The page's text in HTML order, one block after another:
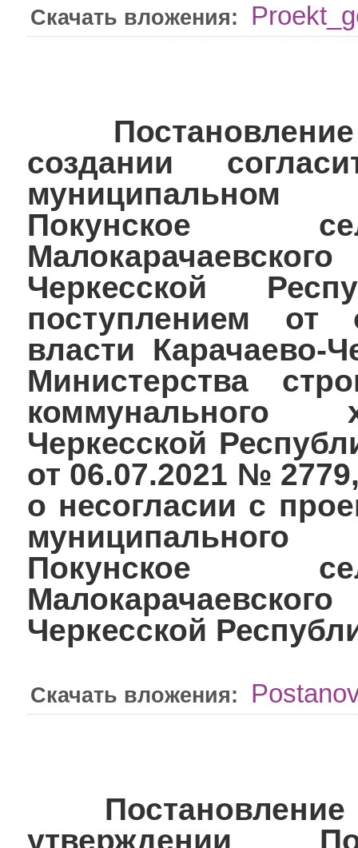
Скачать вложения:
Постановление
создании
муниципальном
Покунское
Черкесской
поступлением от
власти Карачаево-
Министерства
коммунального
Черкесской
от 06.07.2021 №
о несогласии с
Покунское
Черкесской
Скачать вложения:
Постановление
утверждении